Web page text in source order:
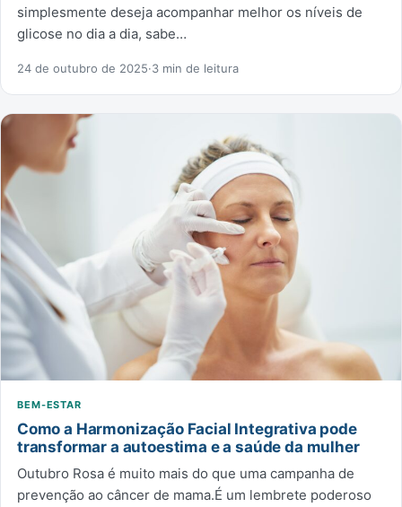
simplesmente deseja acompanhar melhor os níveis de
glicose no dia a dia, sabe…
24 de outubro de 2025·3 min de leitura
BEM-ESTAR
Como a Harmonização Facial Integrativa pode
transformar a autoestima e a saúde da mulher
Outubro Rosa é muito mais do que uma campanha de
prevenção ao câncer de mama.É um lembrete poderoso